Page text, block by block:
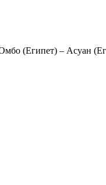
(Египет) – Асуан